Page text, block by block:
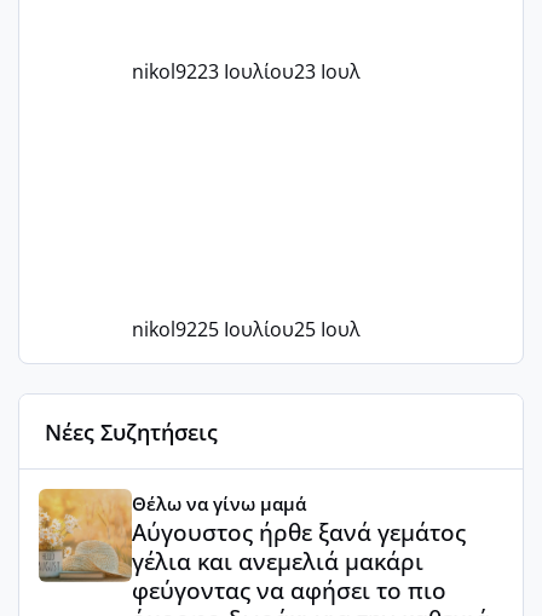
nikol9223 Ιουλίου23 Ιουλ
nikol9225 Ιουλίου25 Ιουλ
Νέες Συζητήσεις
Αύγουστος ήρθε ξανά γεμάτος γέλια και ανεμελιά
Θέλω να γίνω μαμά
Αύγουστος ήρθε ξανά γεμάτος
γέλια και ανεμελιά μακάρι
φεύγοντας να αφήσει το πιο